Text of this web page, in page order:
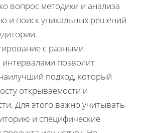
вопрос методики и анализа
и поиск уникальных решений
с разными
позволит
подход, который
открываемости и
Для этого важно учитывать
и специфические